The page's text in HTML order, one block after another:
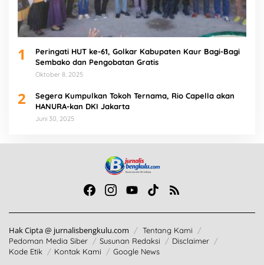
1
Peringati HUT ke-61, Golkar Kabupaten Kaur Bagi-Bagi
Sembako dan Pengobatan Gratis
Oktober 8, 2025
2
Segera Kumpulkan Tokoh Ternama, Rio Capella akan
HANURA-kan DKI Jakarta
Juni 30, 2025
Hak Cipta @ jurnalisbengkulu.com
Tentang Kami
Pedoman Media Siber
Susunan Redaksi
Disclaimer
Kode Etik
Kontak Kami Google News